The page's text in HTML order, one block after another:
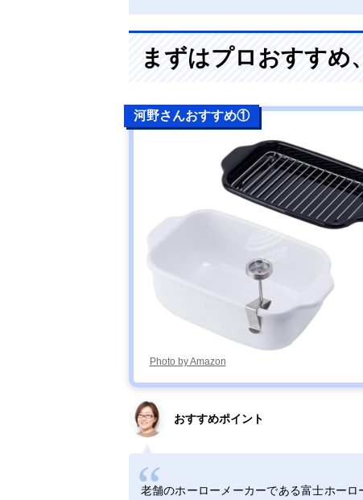
まずはプロおすすめ
河野さんおすすめ①
Photo by Amazon
おすすめポイント
老舗のホーローメーカーである富士ホー